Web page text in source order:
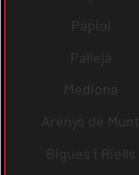
Papiol
Pallejà
Mediona
Arenys de Munt
Bigues i Riells